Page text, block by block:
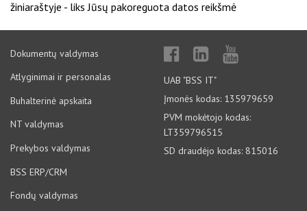
žiniaraštyje - liks Jūsų pakoreguota datos reikšmė
Dokumentų valdymas
Atlyginimai ir personalas
Buhalterinė apskaita
NT valdymas
Prekybos valdymas
BSS ERP/CRM
Fondų valdymas
UAB "BSS IT"
Įmonės kodas: 135979659
PVM mokėtojo kodas:
LT359796515
SD draudėjo kodas: 815016